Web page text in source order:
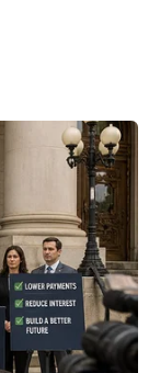
Lãnh, tỉnh
để lên tàu
Genève
sự kiện.
năm 1954
trong lịch
lịch sử
quân và dân